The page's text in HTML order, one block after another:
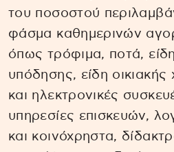
του ποσοστού
φάσμα καθημερινών
όπως τρόφιμα, ποτά,
υπόδησης, είδη οικιακής
και ηλεκτρονικές
υπηρεσίες επισκευών,
και κοινόχρηστα,